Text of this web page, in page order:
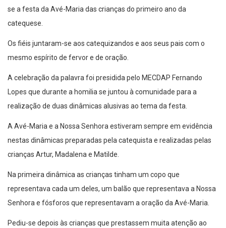
se a festa da Avé-Maria das crianças do primeiro ano da
catequese.
Os fiéis juntaram-se aos catequizandos e aos seus pais com o
mesmo espírito de fervor e de oração.
A celebração da palavra foi presidida pelo MECDAP Fernando
Lopes que durante a homilia se juntou à comunidade para a
realização de duas dinâmicas alusivas ao tema da festa.
A Avé-Maria e a Nossa Senhora estiveram sempre em evidência
nestas dinâmicas preparadas pela catequista e realizadas pelas
crianças Artur, Madalena e Matilde.
Na primeira dinâmica as crianças tinham um copo que
representava cada um deles, um balão que representava a Nossa
Senhora e fósforos que representavam a oração da Avé-Maria.
Pediu-se depois às crianças que prestassem muita atenção ao